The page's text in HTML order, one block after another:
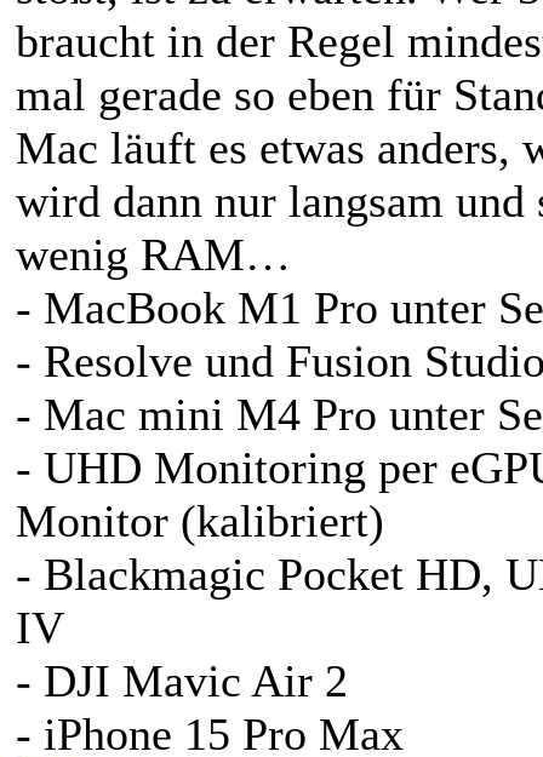
braucht in der Regel
mal gerade so eben für
Mac läuft es etwas
wird dann nur langsam und
wenig RAM…
- MacBook M1 Pro unter
- Resolve und Fusion
- Mac mini M4 Pro unter
- UHD Monitoring per
Monitor (kalibriert)
- Blackmagic Pocket HD,
IV
- DJI Mavic Air 2
- iPhone 15 Pro Max